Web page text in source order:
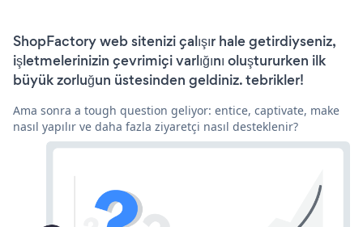
ShopFactory web sitenizi çalışır hale getirdiyseniz,
işletmelerinizin çevrimiçi varlığını oluştururken ilk
büyük zorluğun üstesinden geldiniz. tebrikler!
Ama sonra a tough question geliyor: entice, captivate, make
nasıl yapılır ve daha fazla ziyaretçi nasıl desteklenir?